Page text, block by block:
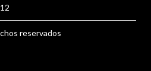
reservados